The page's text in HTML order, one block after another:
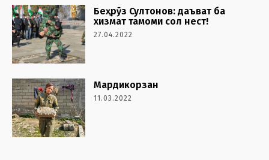
Беҳрӯз Султонов: даъват ба
хизмат тамоми сол нест!
27.04.2022
Мардикорзан
11.03.2022